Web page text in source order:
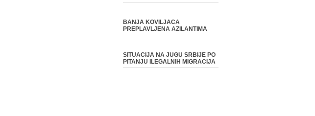
BANJA KOVILJACA
PREPLAVLJENA AZILANTIMA
SITUACIJA NA JUGU SRBIJE PO
PITANJU ILEGALNIH MIGRACIJA